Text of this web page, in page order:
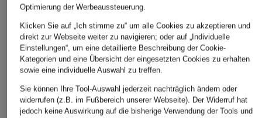
SoSUE
+Aktionsrabatt
Soluzione
Optimierung der Werbeaussteuerung.
Klicken Sie auf „Ich stimme zu“ um alle Cookies zu akzeptieren und
direkt zur Webseite weiter zu navigieren; oder auf „Individuelle
Einstellungen“, um eine detaillierte Beschreibung der Cookie-
Kategorien und eine Übersicht der eingesetzten Cookies zu erhalten
sowie eine individuelle Auswahl zu treffen.
Sie können Ihre Tool-Auswahl jederzeit nachträglich ändern oder
widerrufen (z.B. im Fußbereich unserer Webseite). Der Widerruf hat
jedoch keine Auswirkung auf die bisherige Verwendung der Tools und